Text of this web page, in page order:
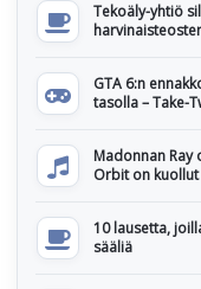
Tekoäly-yhtiö
GTA 6:n
tasolla – Take-
Madonnan
Orbit on
10 lausetta,
sääliä